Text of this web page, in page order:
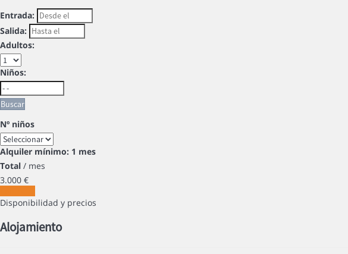
Entrada:
Salida:
Adultos:
Niños:
Buscar
Nº niños
Alquiler mínimo: 1 mes
Total / mes
3.000 €
Disponibilidad y precios
Alojamiento